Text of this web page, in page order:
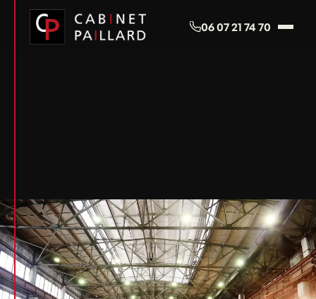
06 07 21 74 70
Panneau de gestion des cookies